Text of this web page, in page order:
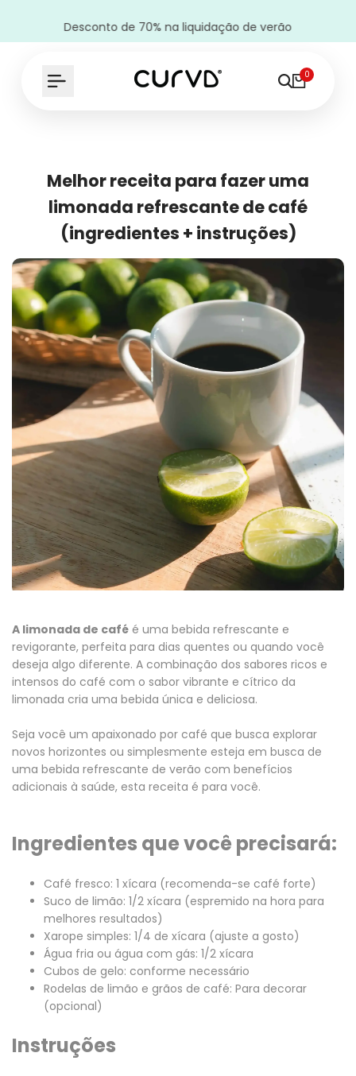
Desconto de 70% na liquidação de verão
0
Melhor receita para fazer uma
limonada refrescante de café
(ingredientes + instruções)
A limonada de café é uma bebida refrescante e
revigorante, perfeita para dias quentes ou quando você
deseja algo diferente. A combinação dos sabores ricos e
intensos do café com o sabor vibrante e cítrico da
limonada cria uma bebida única e deliciosa.
Seja você um apaixonado por café que busca explorar
novos horizontes ou simplesmente esteja em busca de
uma bebida refrescante de verão com benefícios
adicionais à saúde, esta receita é para você.
Ingredientes que você precisará:
Café fresco: 1 xícara (recomenda-se café forte)
Suco de limão: 1/2 xícara (espremido na hora para
melhores resultados)
Xarope simples: 1/4 de xícara (ajuste a gosto)
Água fria ou água com gás: 1/2 xícara
Cubos de gelo: conforme necessário
Rodelas de limão e grãos de café: Para decorar
(opcional)
Instruções